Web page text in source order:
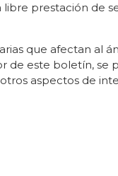
prestación de
que afectan al
de este boletín, se
aspectos de